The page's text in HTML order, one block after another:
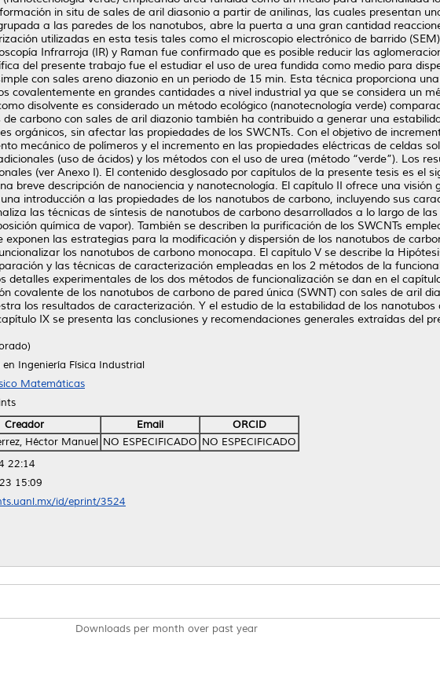
in situ de sales de aril diasonio a partir de anilinas, las cuales presentan
a las paredes de los nanotubos, abre la puerta a una gran cantidad
utilizadas en esta tesis tales como el microscopio electrónico de barrido
Infrarroja (IR) y Raman fue confirmado que es posible reducir las
del presente trabajo fue el estudiar el uso de urea fundida como medio para
con sales areno diazonio en un periodo de 15 min. Esta técnica proporciona
covalentemente en grandes cantidades a nivel industrial ya que se considera un
disolvente es considerado un método ecológico (nanotecnología verde)
carbono con sales de aril diazonio también ha contribuido a generar una
orgánicos, sin afectar las propiedades de los SWCNTs. Con el objetivo de
mecánico de polímeros y el incremento en las propiedades eléctricas de celdas
(uso de ácidos) y los métodos con el uso de urea (método “verde”). Los
(ver Anexo I). El contenido desglosado por capítulos de la presente tesis es el
breve descripción de nanociencia y nanotecnología. El capítulo II ofrece una visión
introducción a las propiedades de los nanotubos de carbono, incluyendo sus
las técnicas de síntesis de nanotubos de carbono desarrollados a lo largo de
química de vapor). También se describen la purificación de los SWCNTs
exponen las estrategias para la modificación y dispersión de los nanotubos de
los nanotubos de carbono monocapa. El capítulo V se describe la
y las técnicas de caracterización empleadas en los 2 métodos de la
detalles experimentales de los dos métodos de funcionalización se dan en el
covalente de los nanotubos de carbono de pared única (SWNT) con sales de aril
los resultados de caracterización. Y el estudio de la estabilidad de los
IX se presenta las conclusiones y recomendaciones generales extraídas del
Ingeniería Física Industrial
Matemáticas
Creador Email
ORCID
Héctor Manuel NO ESPECIFICADO NO ESPECIFICADO
22:14
15:09
id/eprint/3524
Downloads per month over past year